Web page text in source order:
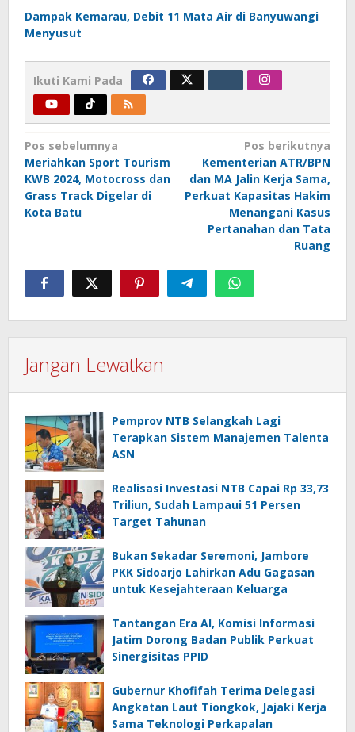
Dampak Kemarau, Debit 11 Mata Air di Banyuwangi
Menyusut
Ikuti Kami Pada
Navigasi
pos
Pos sebelumnya
Meriahkan Sport Tourism
KWB 2024, Motocross dan
Grass Track Digelar di
Kota Batu
Pos berikutnya
Kementerian ATR/BPN
dan MA Jalin Kerja Sama,
Perkuat Kapasitas Hakim
Menangani Kasus
Pertanahan dan Tata
Ruang
Jangan Lewatkan
Pemprov NTB Selangkah Lagi
Terapkan Sistem Manajemen Talenta
ASN
Realisasi Investasi NTB Capai Rp 33,73
Triliun, Sudah Lampaui 51 Persen
Target Tahunan
Bukan Sekadar Seremoni, Jambore
PKK Sidoarjo Lahirkan Adu Gagasan
untuk Kesejahteraan Keluarga
Tantangan Era AI, Komisi Informasi
Jatim Dorong Badan Publik Perkuat
Sinergisitas PPID
Gubernur Khofifah Terima Delegasi
Angkatan Laut Tiongkok, Jajaki Kerja
Sama Teknologi Perkapalan